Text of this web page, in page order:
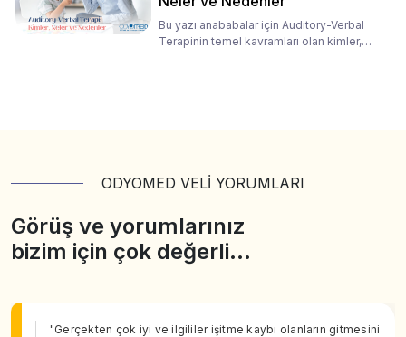
Bu yazı anababalar için Auditory-Verbal
Terapinin temel kavramları olan kimler,
ODYOMED VELİ YORUMLARI
Görüş ve yorumlarınız
bizim için çok değerli…
"Gerçekten çok iyi ve ilgililer işitme kaybı olanların gitmesini